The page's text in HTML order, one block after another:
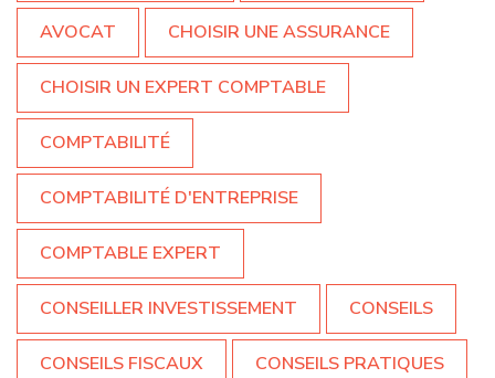
AVOCAT CHOISIR UNE ASSURANCE
CHOISIR UN EXPERT COMPTABLE
COMPTABILITÉ
COMPTABILITÉ D'ENTREPRISE
COMPTABLE EXPERT
CONSEILLER INVESTISSEMENT CONSEILS
CONSEILS FISCAUX CONSEILS PRATIQUES